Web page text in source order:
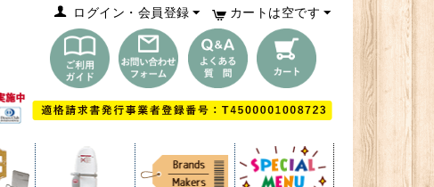
カートは空です
ログイン・会員登録